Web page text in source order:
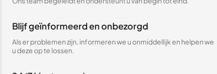
Blijf geïnformeerd en onbezorgd
Als er problemen zijn, informeren we u onmiddellijk en helpen we
u deze op te lossen.